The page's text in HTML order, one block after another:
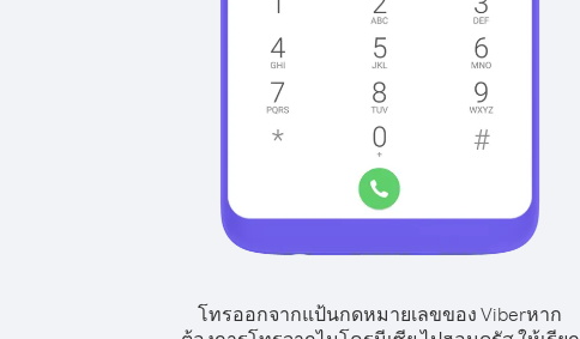
โทรออกจากแป้นกดหมายเลขของ Viberหาก